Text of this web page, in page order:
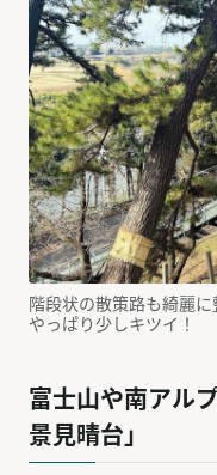
階段状の散策路も綺麗
やっぱり少しキツイ！
富士山や南アル
景見晴台」